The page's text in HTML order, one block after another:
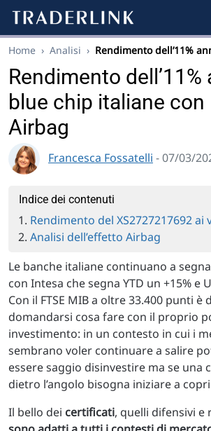
Home › Analisi › Rendimento dell’11%
Rendimento dell’11%
blue chip italiane
Airbag
Francesca Fossatelli - 07/03/
Indice dei contenuti
Rendimento del XS2727217692 ai
Analisi dell’effetto Airbag
Le banche italiane continuano a
con Intesa che segna YTD un +15% e
Con il FTSE MIB a oltre 33.400 punti è
domandarsi cosa fare con il proprio
investimento: in un contesto in cui i
sembrano voler continuare a salire
essere saggio disinvestire ma se una
dietro l’angolo bisogna iniziare a
Il bello dei certificati, quelli difensivi e